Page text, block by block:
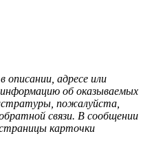
адресе или
об оказываемых
пожалуйста,
связи. В сообщении
карточки